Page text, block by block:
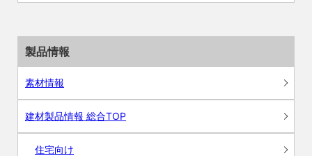
製品情報
素材情報
建材製品情報 総合TOP
住宅向け